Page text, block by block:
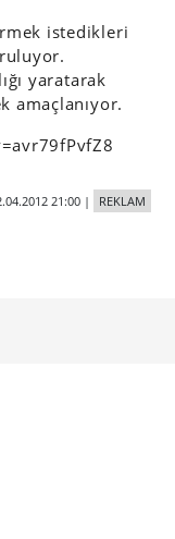
istedikleri
yaratarak
amaçlanıyor.
21:00| REKLAM